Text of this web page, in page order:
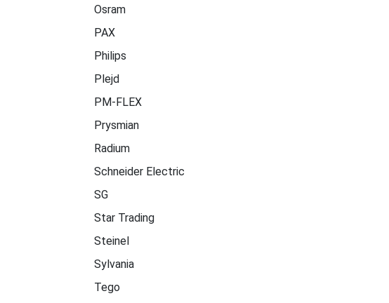
Osram
PAX
Philips
Plejd
PM-FLEX
Prysmian
Radium
Schneider Electric
SG
Star Trading
Steinel
Sylvania
Tego